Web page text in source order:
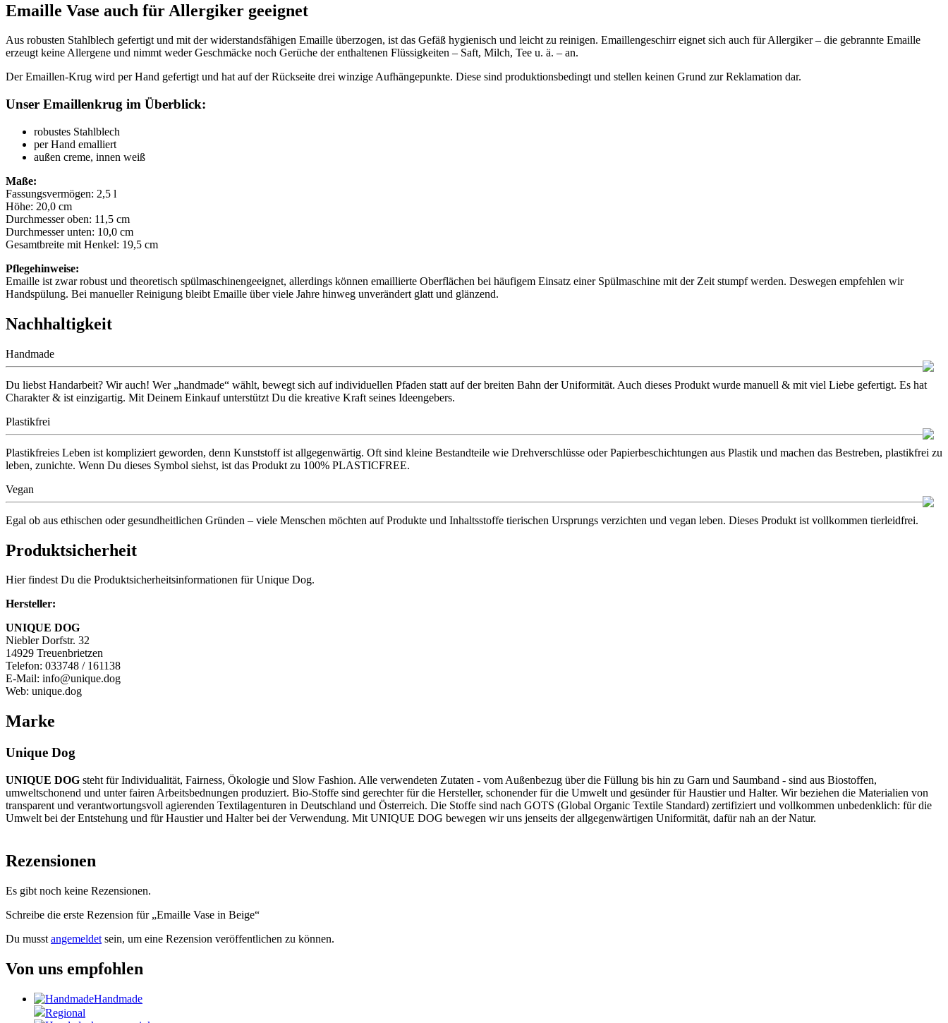
Emaille Vase auch für Allergiker geeignet
Aus robusten Stahlblech gefertigt und mit der widerstandsfähigen Emaille überzogen, ist das Gefäß hygienisch und leicht zu reinigen. Emaillengeschirr eignet sich auch für Allergiker – die gebrannte Emaille
erzeugt keine Allergene und nimmt weder Geschmäcke noch Gerüche der enthaltenen Flüssigkeiten – Saft, Milch, Tee u. ä. – an.
Der Emaillen-Krug wird per Hand gefertigt und hat auf der Rückseite drei winzige Aufhängepunkte. Diese sind produktionsbedingt und stellen keinen Grund zur Reklamation dar.
Unser Emaillenkrug im Überblick:
robustes Stahlblech
per Hand emalliert
außen creme, innen weiß
Maße:
Fassungsvermögen: 2,5 l
Höhe: 20,0 cm
Durchmesser oben: 11,5 cm
Durchmesser unten: 10,0 cm
Gesamtbreite mit Henkel: 19,5 cm
Pflegehinweise:
Emaille ist zwar robust und theoretisch spülmaschinengeeignet, allerdings können emaillierte Oberflächen bei häufigem Einsatz einer Spülmaschine mit der Zeit stumpf werden. Deswegen empfehlen wir
Handspülung. Bei manueller Reinigung bleibt Emaille über viele Jahre hinweg unverändert glatt und glänzend.
Nachhaltigkeit
Handmade
Du liebst Handarbeit? Wir auch! Wer „handmade“ wählt, bewegt sich auf individuellen Pfaden statt auf der breiten Bahn der Uniformität. Auch dieses Produkt wurde manuell & mit viel Liebe gefertigt. Es hat
Charakter & ist einzigartig. Mit Deinem Einkauf unterstützt Du die kreative Kraft seines Ideengebers.
Plastikfrei
Plastikfreies Leben ist kompliziert geworden, denn Kunststoff ist allgegenwärtig. Oft sind kleine Bestandteile wie Drehverschlüsse oder Papierbeschichtungen aus Plastik und machen das Bestreben, plastikfrei zu
leben, zunichte. Wenn Du dieses Symbol siehst, ist das Produkt zu 100% PLASTICFREE.
Vegan
Egal ob aus ethischen oder gesundheitlichen Gründen – viele Menschen möchten auf Produkte und Inhaltsstoffe tierischen Ursprungs verzichten und vegan leben. Dieses Produkt ist vollkommen tierleidfrei.
Produktsicherheit
Hier findest Du die Produktsicherheitsinformationen für Unique Dog.
Hersteller:
UNIQUE DOG
Niebler Dorfstr. 32
14929 Treuenbrietzen
Telefon: 033748 / 161138
E-Mail: info@unique.dog
Web: unique.dog
Marke
Unique Dog
UNIQUE DOG steht für Individualität, Fairness, Ökologie und Slow Fashion. Alle verwendeten Zutaten - vom Außenbezug über die Füllung bis hin zu Garn und Saumband - sind aus Biostoffen,
umweltschonend und unter fairen Arbeitsbednungen produziert. Bio-Stoffe sind gerechter für die Hersteller, schonender für die Umwelt und gesünder für Haustier und Halter. Wir beziehen die Materialien von
transparent und verantwortungsvoll agierenden Textilagenturen in Deutschland und Österreich. Die Stoffe sind nach GOTS (Global Organic Textile Standard) zertifiziert und vollkommen unbedenklich: für die
Umwelt bei der Entstehung und für Haustier und Halter bei der Verwendung. Mit UNIQUE DOG bewegen wir uns jenseits der allgegenwärtigen Uniformität, dafür nah an der Natur.
Rezensionen
Es gibt noch keine Rezensionen.
Schreibe die erste Rezension für „Emaille Vase in Beige“
Du musst angemeldet sein, um eine Rezension veröffentlichen zu können.
Von uns empfohlen
Handmade
Regional